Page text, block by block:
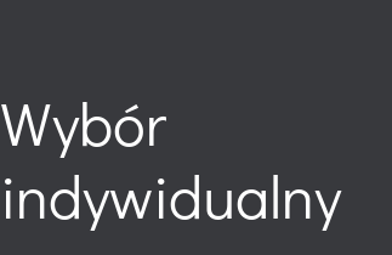
Wybór
indywidualny